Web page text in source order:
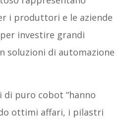
i produttori e le aziende
investire grandi
soluzioni di automazione
puro cobot “hanno
ottimi affari, i pilastri